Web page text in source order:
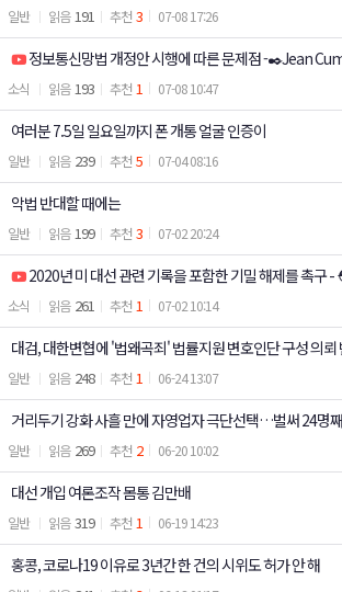
일반 191 3 07-08 17:26
소식
정보통신망법 개정안 시행에 따른 문제점 -✒️Jean
193 1 07-08 10:47
일반
여러분 7.5일 일요일까지 폰 개통 얼굴 인증이
239 5 07-04 08:16
일반
악법 반대할 때에는
199 3 07-02 20:24
소식
2020년 미 대선 관련 기록을 포함한 기밀 해제를 촉구
261 1 07-02 10:14
일반
대검, 대한변협에 '법왜곡죄' 법률지원 변호인단 구성 의뢰
건당 최대 4천만원 지원 / 위철환 중앙선관위원 대한변호사
248 1 06-24 13:07
일반
거리두기 강화 사흘 만에 자영업자 극단선택…벌써 24명째
269 2 06-20 10:02
일반
대선 개입 여론조작 몸통 김만배
319 1 06-19 14:23
홍콩, 코로나19 이유로 3년간 한 건의 시위도 허가 안 해